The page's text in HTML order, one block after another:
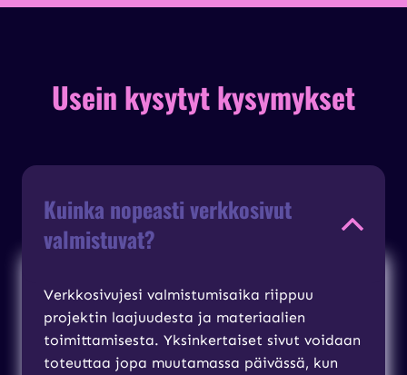
Usein kysytyt kysymykset
Kuinka nopeasti verkkosivut
valmistuvat?
Verkkosivujesi valmistumisaika riippuu
projektin laajuudesta ja materiaalien
toimittamisesta. Yksinkertaiset sivut voidaan
toteuttaa jopa muutamassa päivässä, kun